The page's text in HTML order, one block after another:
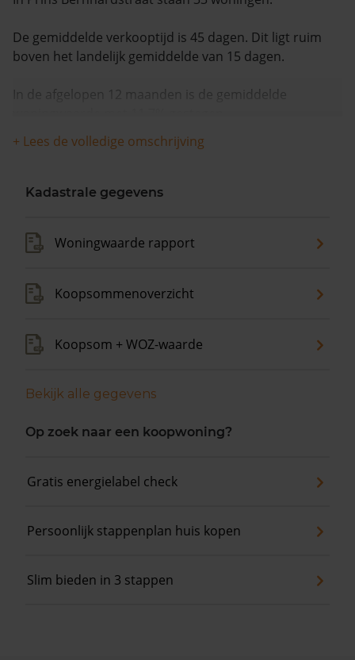
De gemiddelde verkooptijd is 45 dagen. Dit ligt ruim
boven het landelijk gemiddelde van 15 dagen.
In de afgelopen 12 maanden is de gemiddelde
+ Lees de volledige omschrijving
Kadastrale gegevens
Woningwaarde rapport
Koopsommenoverzicht
Koopsom + WOZ-waarde
Bekijk alle gegevens
Op zoek naar een koopwoning?
Gratis energielabel check
Persoonlijk stappenplan huis kopen
Slim bieden in 3 stappen